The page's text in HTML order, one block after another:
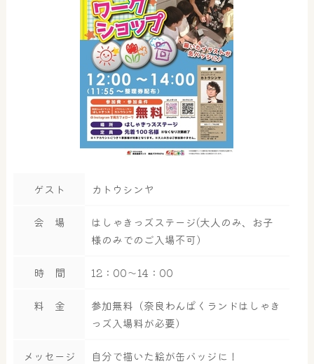
ゲスト カトウシンヤ
会 場
はしゃきっズステージ(大人のみ、お子
様のみでのご入場不可）
時 間 12：00～14：00
料 金
参加無料（奈良わんぱくランドはしゃき
っズ入場料が必要）
メッセージ 自分で描いた絵が缶バッジに！